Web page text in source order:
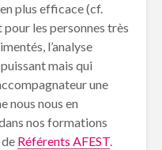
plus efficace (cf.
pour les personnes très
l’analyse
mais qui
une
nous nous en
nos formations
Référents AFEST.